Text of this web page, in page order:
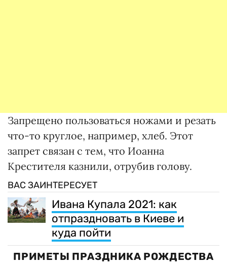
Запрещено пользоваться ножами и резать
что-то круглое, например, хлеб. Этот
запрет связан с тем, что Иоанна
Крестителя казнили, отрубив голову.
ВАС ЗАИНТЕРЕСУЕТ
Ивана Купала 2021: как
отпраздновать в Киеве и
куда пойти
ПРИМЕТЫ ПРАЗДНИКА РОЖДЕСТВА